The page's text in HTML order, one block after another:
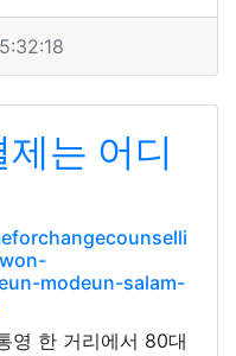
는 어디
modeun-salam-
영 한 거리에서 80대